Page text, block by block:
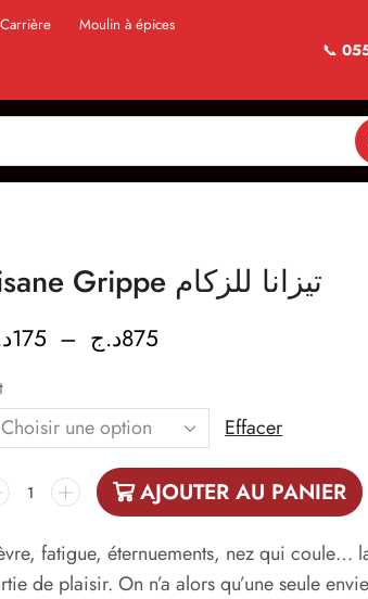
Carrière Moulin à épices
📞
Tisane Grippe تيزانا للزكام
175 – 875د.ج
Effacer
AJOUTER AU PANIER
fatigue, éternuements, nez qui coule…
de plaisir. On n’a alors qu’une seule